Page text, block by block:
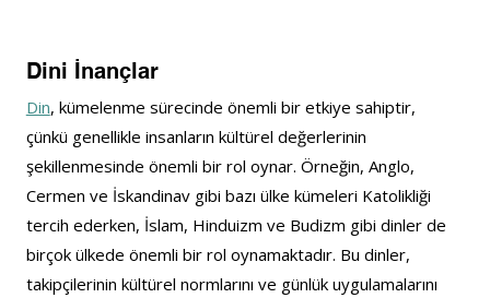
Dini İnançlar
Din, kümelenme sürecinde önemli bir etkiye sahiptir,
çünkü genellikle insanların kültürel değerlerinin
şekillenmesinde önemli bir rol oynar. Örneğin, Anglo,
Cermen ve İskandinav gibi bazı ülke kümeleri Katolikliği
tercih ederken, İslam, Hinduizm ve Budizm gibi dinler de
birçok ülkede önemli bir rol oynamaktadır. Bu dinler,
takipçilerinin kültürel normlarını ve günlük uygulamalarını